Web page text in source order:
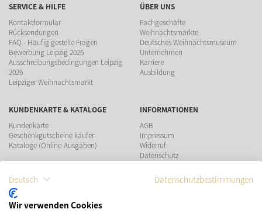
SERVICE & HILFE
Kontaktformular
Rücksendungen
FAQ - Häufig gestelle Fragen
Bewerbung Leipzig 2026
Ausschreibungsbedingungen Leipzig
2026
Leipziger Weihnachtsmarkt
ÜBER UNS
Fachgeschäfte
Weihnachtsmärkte
Deutsches Weihnachtsmuseum
Unternehmen
Karriere
Ausbildung
KUNDENKARTE & KATALOGE
Kundenkarte
Geschenkgutscheine kaufen
Kataloge (Online-Ausgaben)
INFORMATIONEN
AGB
Impressum
Widerruf
Datenschutz
ZAHLUNGSMÖGLICHKEITEN
Deutsch Datenschutzbestimmungen
Wir verwenden Cookies